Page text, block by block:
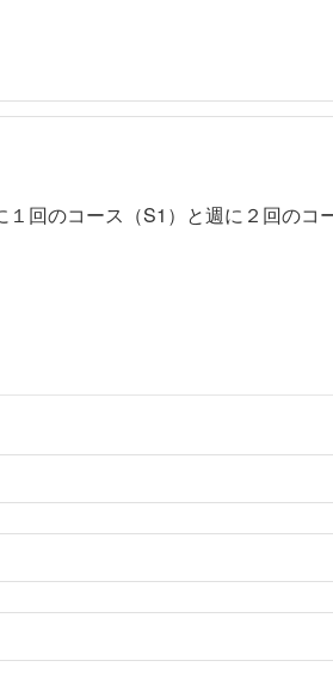
回のコース（S1）と週に２回のコ